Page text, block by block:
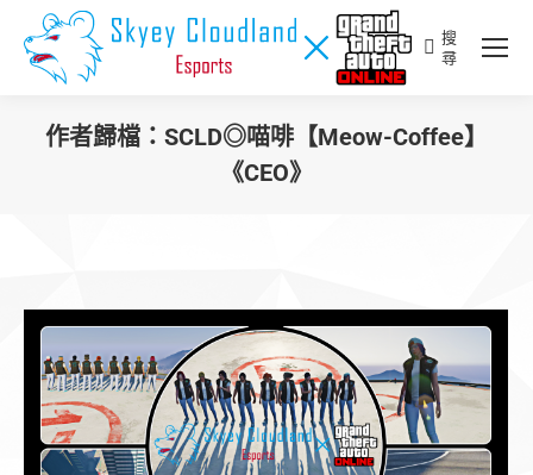
Search:
搜
尋
作者歸檔： SCLD◎喵啡【Meow-Coffee】
《CEO》